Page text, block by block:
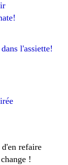
l'assiette!
refaire
!